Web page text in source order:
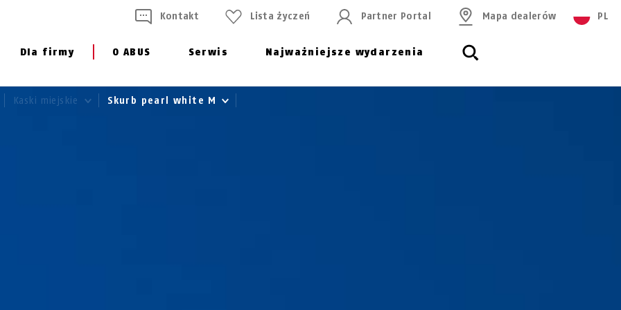
Dla firmy O ABUS Serwis Najważniejsze wydarzenia
Kontakt Lista życzeń Partner Portal Mapa dealerów PL
Kaski miejskie Skurb pearl white M